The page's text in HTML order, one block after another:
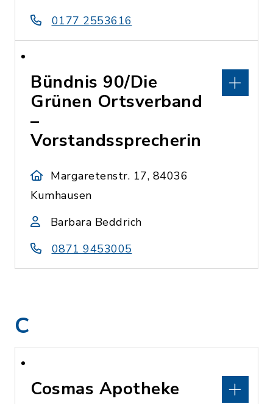
0177 2553616
Bündnis 90/Die
Grünen Ortsverband
–
Vorstandssprecherin
Margaretenstr. 17, 84036
Kumhausen
Barbara Beddrich
0871 9453005
C
Cosmas Apotheke